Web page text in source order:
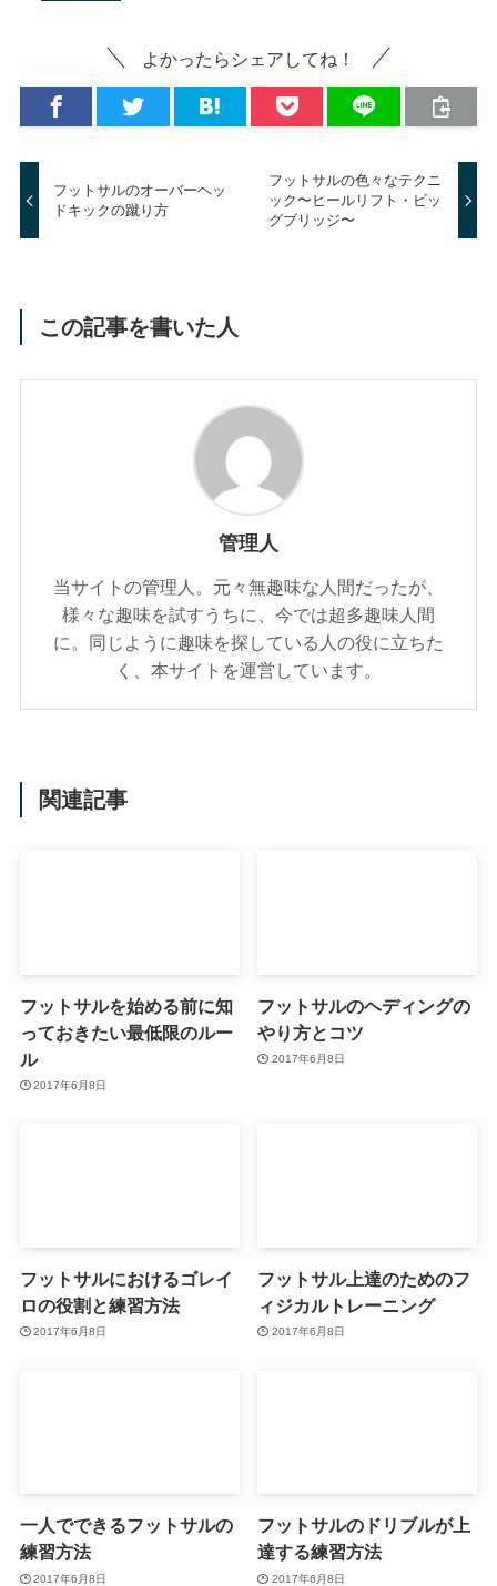
よかったらシェアしてね！
フットサルのオーバーヘッ
ドキックの蹴り方
フットサルの色々なテクニ
ック〜ヒールリフト・ビッ
グブリッジ〜
この記事を書いた人
管理人
当サイトの管理人。元々無趣味な人間だったが、
様々な趣味を試すうちに、今では超多趣味人間
に。同じように趣味を探している人の役に立ちた
く、本サイトを運営しています。
関連記事
フットサルを始める前に知
っておきたい最低限のルー
ル
2017年6月8日
フットサルのヘディングの
やり方とコツ
2017年6月8日
フットサルにおけるゴレイ
ロの役割と練習方法
2017年6月8日
フットサル上達のためのフ
ィジカルトレーニング
2017年6月8日
一人でできるフットサルの
練習方法
2017年6月8日
フットサルのドリブルが上
達する練習方法
2017年6月8日